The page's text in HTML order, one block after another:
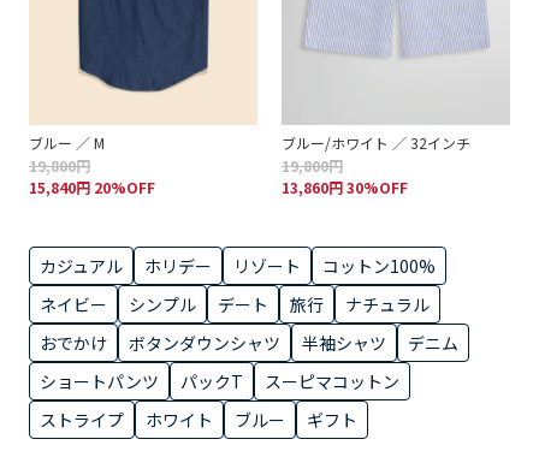
ブルー ／ M
19,800円
15,840円 20%OFF
ブルー/ホワイト ／ 32インチ
19,800円
13,860円 30%OFF
カジュアル ホリデー リゾート
コットン100%
ネイビー
シンプル デート 旅行
ナチュラル
おでかけ
ボタンダウンシャツ 半袖シャツ
デニム
ショートパンツ
パックT
スーピマコットン
ストライプ
ホワイト ブルー ギフト